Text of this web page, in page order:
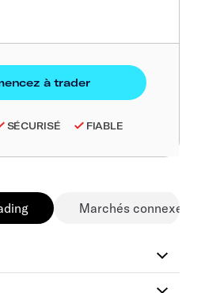
SÉCURISÉ FIABLE
Marchés connexes